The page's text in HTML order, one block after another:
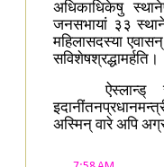
अधिकाधिकेषु
जनसभायां ३३
महिलासदस्या
सविशेषश्रद्धामर्हति।
ऐस्लान्ड्
अस्मिन् वारे अपि